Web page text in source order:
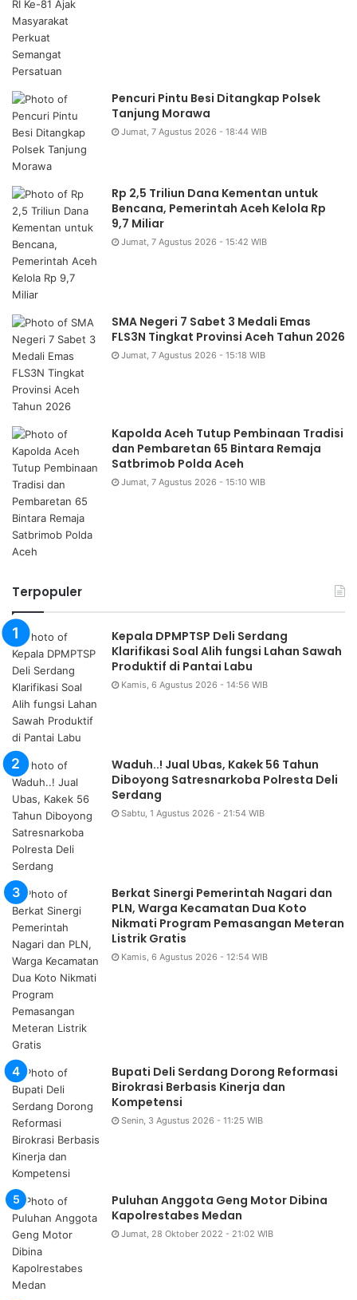
Pencuri Pintu Besi Ditangkap Polsek
Tanjung Morawa
Jumat, 7 Agustus 2026 - 18:44 WIB
Rp 2,5 Triliun Dana Kementan untuk
Bencana, Pemerintah Aceh Kelola Rp
9,7 Miliar
Jumat, 7 Agustus 2026 - 15:42 WIB
SMA Negeri 7 Sabet 3 Medali Emas
FLS3N Tingkat Provinsi Aceh Tahun 2026
Jumat, 7 Agustus 2026 - 15:18 WIB
Kapolda Aceh Tutup Pembinaan Tradisi
dan Pembaretan 65 Bintara Remaja
Satbrimob Polda Aceh
Jumat, 7 Agustus 2026 - 15:10 WIB
Terpopuler
Kepala DPMPTSP Deli Serdang
Klarifikasi Soal Alih fungsi Lahan Sawah
Produktif di Pantai Labu
Kamis, 6 Agustus 2026 - 14:56 WIB
Waduh..! Jual Ubas, Kakek 56 Tahun
Diboyong Satresnarkoba Polresta Deli
Serdang
Sabtu, 1 Agustus 2026 - 21:54 WIB
Berkat Sinergi Pemerintah Nagari dan
PLN, Warga Kecamatan Dua Koto
Nikmati Program Pemasangan Meteran
Listrik Gratis
Kamis, 6 Agustus 2026 - 12:54 WIB
Bupati Deli Serdang Dorong Reformasi
Birokrasi Berbasis Kinerja dan
Kompetensi
Senin, 3 Agustus 2026 - 11:25 WIB
Puluhan Anggota Geng Motor Dibina
Kapolrestabes Medan
Jumat, 28 Oktober 2022 - 21:02 WIB